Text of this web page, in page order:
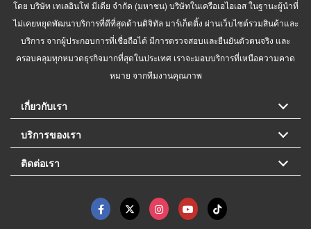
โดย บริษัท เทเลอินโฟ มีเดีย จำกัด (มหาชน) บริษัทในเครือเอไอเอส ในฐานะผู้นำที่
ไม่เคยหยุดพัฒนาบริการที่ดีที่สุดด้านดิจิทัล มาร์เก็ตติ้ง ผ่านเว็บไซต์รวมสินค้าและ
บริการ จากผู้ประกอบการที่เชื่อถือได้ มีการตรวจสอบและยืนยันตัวตนจริง และ
ครอบคลุมทุกหมวดธุรกิจมากที่สุดในประเทศ เราจะมอบบริการที่เหนือความคาด
หมาย จากทีมงานคุณภาพ
เกี่ยวกับเรา
บริการของเรา
ติดต่อเรา